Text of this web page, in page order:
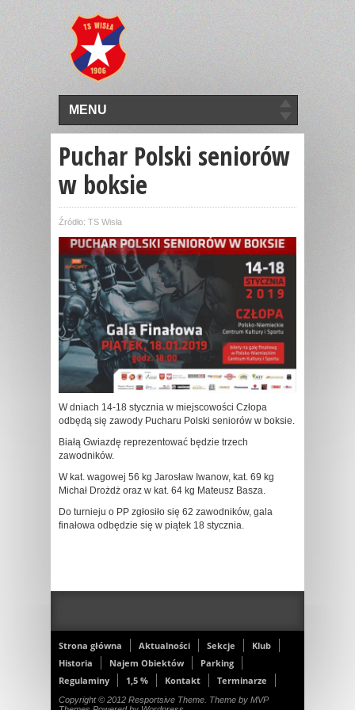
MENU
Puchar Polski seniorów
w boksie
Źródło: TS Wisła
W dniach 14-18 stycznia w miejscowości Człopa
odbędą się zawody Pucharu Polski seniorów w boksie.
Białą Gwiazdę reprezentować będzie trzech
zawodników.
W kat. wagowej 56 kg Jarosław Iwanow, kat. 69 kg
Michał Drożdż oraz w kat. 64 kg Mateusz Basza.
Do turnieju o PP zgłosiło się 62 zawodników, gala
finałowa odbędzie się w piątek 18 stycznia.
Strona główna Aktualności Sekcje
Klub
Historia
Najem Obiektów
Parking
Regulaminy
1,5 % Kontakt Terminarze
Copyright © 2012 Resportsive Theme. Theme by MVP